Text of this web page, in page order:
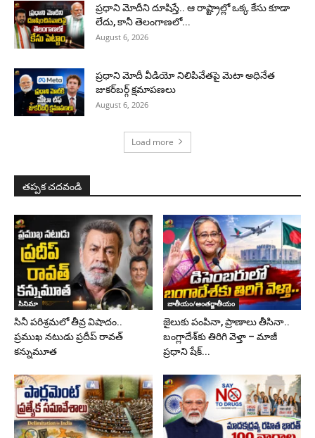
ప్రధాని మోదీని దూషిస్తే.. ఆ రాష్ట్రాల్లో ఒక్క కేసు కూడా
లేదు, కానీ తెలంగాణలో...
August 6, 2026
ప్రధాని మోదీ వీడియో నిలిపివేతపై మెటా అధినేత
జుకర్‌బర్గ్‌ క్షమాపణలు
August 6, 2026
Load more
తప్పక చదవండి
సినిమా
సినీ పరిశ్రమలో తీవ్ర విషాదం..
ప్రముఖ నటుడు ప్రదీప్ రావత్
కన్నుమూత
జాతీయం/అంతర్జాతీయం
జైలుకు పంపినా, ప్రాణాలు తీసినా..
బంగ్లాదేశ్‌కు తిరిగి వెళ్తా – మాజీ
ప్రధాని షేక్...